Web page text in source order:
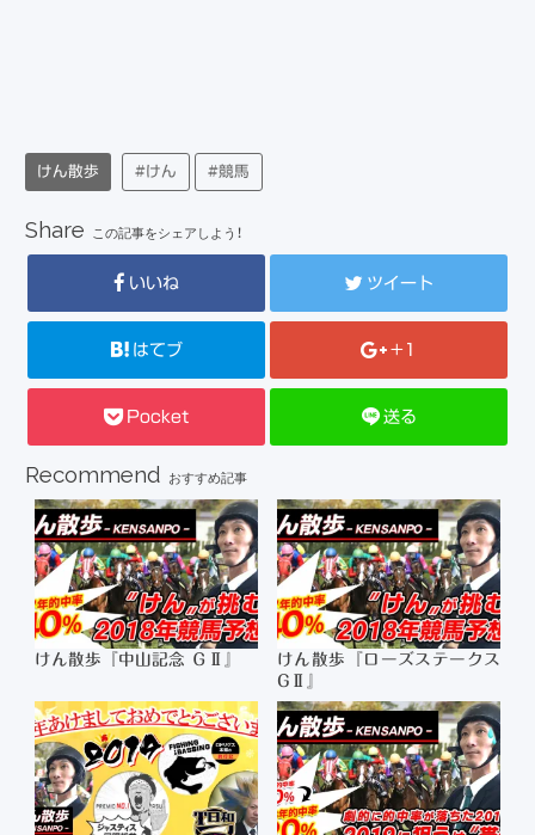
けん散歩 #けん #競馬
Share この記事をシェアしよう！
いいね ツイート
はてブ +1
Pocket 送る
Recommend おすすめ記事
けん散歩『中山記念 ＧⅡ』
けん散歩『ローズステークス
GⅡ』